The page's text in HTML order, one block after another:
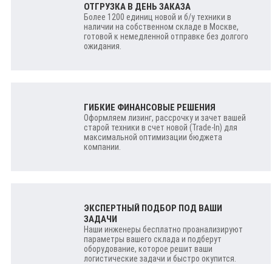
ОТГРУЗКА В ДЕНЬ ЗАКАЗА
Более 1200 единиц новой и б/у техники в
наличии на собственном складе в Москве,
готовой к немедленной отправке без долгого
ожидания.
ГИБКИЕ ФИНАНСОВЫЕ РЕШЕНИЯ
Оформляем лизинг, рассрочку и зачет вашей
старой техники в счет новой (Trade-In) для
максимальной оптимизации бюджета
компании.
ЭКСПЕРТНЫЙ ПОДБОР ПОД ВАШИ
ЗАДАЧИ
Наши инженеры бесплатно проанализируют
параметры вашего склада и подберут
оборудование, которое решит ваши
логистические задачи и быстро окупится.